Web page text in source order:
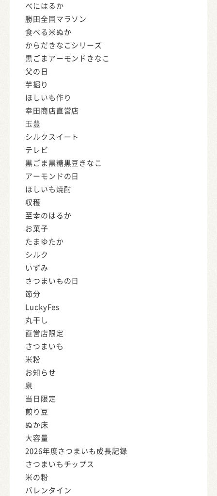
べにはるか
勝田全国マラソン
食べる米ぬか
からだきなこシリーズ
黒ごまアーモンドきなこ
父の日
芋掘り
ほしいも作り
幸田商店直営店
玉豊
シルクスイート
テレビ
黒ごま黒糖黒豆きなこ
アーモンドの日
ほしいも焼酎
収穫
至幸のはるか
お菓子
たまゆたか
シルク
いずみ
さつまいもの日
節分
LuckyFes
丸干し
直営店限定
さつまいも
米粉
お知らせ
泉
当日限定
煎り豆
ぬか床
大容量
2026年度さつまいも成長記録
さつまいもチップス
米の粉
バレンタイン